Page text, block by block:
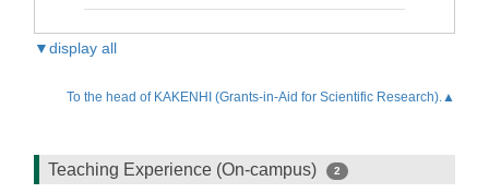
▼display all
To the head of KAKENHI (Grants-in-Aid for Scientific Research).▲
Teaching Experience (On-campus) 2